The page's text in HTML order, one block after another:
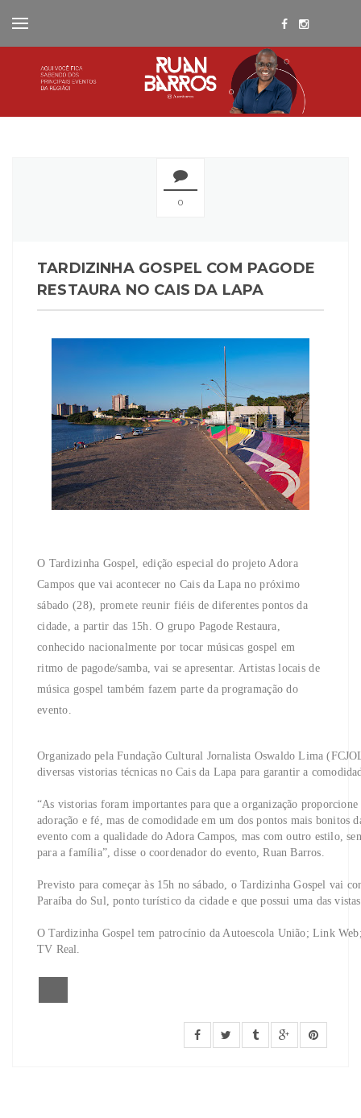
0
TARDIZINHA GOSPEL COM PAGODE
RESTAURA NO CAIS DA LAPA
O Tardizinha Gospel, edição especial do projeto Adora
Campos que vai acontecer no Cais da Lapa no próximo
sábado (28), promete reunir fiéis de diferentes pontos da
cidade, a partir das 15h. O grupo Pagode Restaura,
conhecido nacionalmente por tocar músicas gospel em
ritmo de pagode/samba, vai se apresentar. Artistas locais de
música gospel também fazem parte da programação do
evento.
Organizado pela Fundação Cultural Jornalista Oswaldo Lima
diversas vistorias técnicas no Cais da Lapa para garantir a
“As vistorias foram importantes para que a organização
adoração e fé, mas de comodidade em um dos pontos mais bonitos
evento com a qualidade do Adora Campos, mas com outro estilo,
para a família”, disse o coordenador do evento, Ruan Barros.
Previsto para começar às 15h no sábado, o Tardizinha Gospel vai
Paraíba do Sul, ponto turístico da cidade e que possui uma das
O Tardizinha Gospel tem patrocínio da Autoescola União; Link
TV Real.